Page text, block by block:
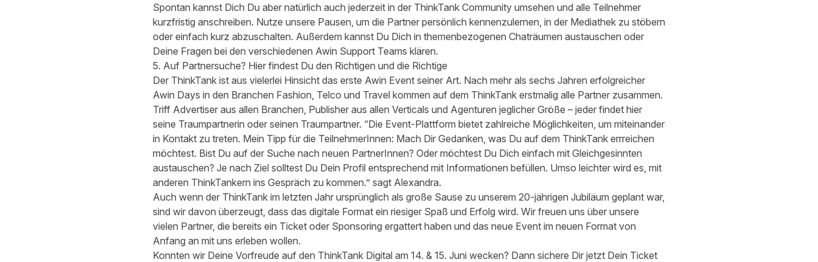
Spontan kannst Dich Du aber natürlich auch jederzeit in der ThinkTank Community umsehen und alle Teilnehmer
kurzfristig anschreiben. Nutze unsere Pausen, um die Partner persönlich kennenzulernen, in der Mediathek zu stöbern
oder einfach kurz abzuschalten. Außerdem kannst Du Dich in themenbezogenen Chaträumen austauschen oder
Deine Fragen bei den verschiedenen Awin Support Teams klären.
5. Auf Partnersuche? Hier findest Du den Richtigen und die Richtige
Der ThinkTank ist aus vielerlei Hinsicht das erste Awin Event seiner Art. Nach mehr als sechs Jahren erfolgreicher
Awin Days in den Branchen Fashion, Telco und Travel kommen auf dem ThinkTank erstmalig alle Partner zusammen.
Triff Advertiser aus allen Branchen, Publisher aus allen Verticals und Agenturen jeglicher Größe – jeder findet hier
seine Traumpartnerin oder seinen Traumpartner. “Die Event-Plattform bietet zahlreiche Möglichkeiten, um miteinander
in Kontakt zu treten. Mein Tipp für die TeilnehmerInnen: Mach Dir Gedanken, was Du auf dem ThinkTank errreichen
möchtest. Bist Du auf der Suche nach neuen PartnerInnen? Oder möchtest Du Dich einfach mit Gleichgesinnten
austauschen? Je nach Ziel solltest Du Dein Profil entsprechend mit Informationen befüllen. Umso leichter wird es, mit
anderen ThinkTankern ins Gespräch zu kommen.” sagt Alexandra.
Auch wenn der ThinkTank im letzten Jahr ursprünglich als große Sause zu unserem 20-jährigen Jubiläum geplant war,
sind wir davon überzeugt, dass das digitale Format ein riesiger Spaß und Erfolg wird. Wir freuen uns über unsere
vielen Partner, die bereits ein Ticket oder Sponsoring ergattert haben und das neue Event im neuen Format von
Anfang an mit uns erleben wollen.
Konnten wir Deine Vorfreude auf den ThinkTank Digital am 14. & 15. Juni wecken? Dann sichere Dir jetzt Dein Ticket